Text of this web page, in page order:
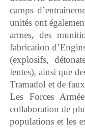
camps
unités ont
armes, des
fabrication
(explosifs,
lentes), ainsi que
Tramadol et de
Les Forces
collaboration de
populations et les